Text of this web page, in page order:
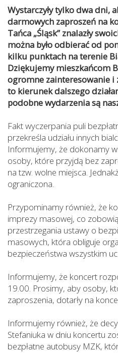
Wystarczyły tylko dwa dni,
darmowych zaproszeń na
Tańca „Śląsk” znalazły
można było odbierać od
kilku punktach na terenie
Dziękujemy mieszkańcom
ogromne zainteresowanie i
to kierunek dalszego
podobne wydarzenia są
Fakt wyczerpania puli
przekreśla udziału innych
Informujemy, że dokonamy
osoby, które przyjdą bez
na tzw. wolne miejsca.
ograniczona.
Przypominamy również, że
imprezy masowej, co
przestrzegania ustawy o
masowych, która obliguje
bezpieczeństwa wszystkim
Informujemy, że koncert
19.00. Prosimy, aby osoby,
zaproszenia, dotarły na
Informujemy również, że
Stefaniuka w dniu koncertu
bezpłatne autobusy MZK,